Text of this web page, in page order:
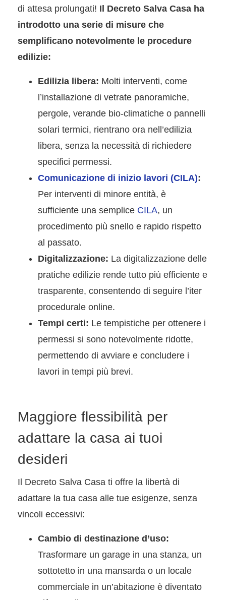
di attesa prolungati! Il Decreto Salva Casa ha
introdotto una serie di misure che
semplificano notevolmente le procedure
edilizie:
Edilizia libera: Molti interventi, come
l’installazione di vetrate panoramiche,
pergole, verande bio-climatiche o pannelli
solari termici, rientrano ora nell’edilizia
libera, senza la necessità di richiedere
specifici permessi.
Comunicazione di inizio lavori (CILA):
Per interventi di minore entità, è
sufficiente una semplice CILA, un
procedimento più snello e rapido rispetto
al passato.
Digitalizzazione: La digitalizzazione delle
pratiche edilizie rende tutto più efficiente e
trasparente, consentendo di seguire l’iter
procedurale online.
Tempi certi: Le tempistiche per ottenere i
permessi si sono notevolmente ridotte,
permettendo di avviare e concludere i
lavori in tempi più brevi.
Maggiore flessibilità per
adattare la casa ai tuoi
desideri
Il Decreto Salva Casa ti offre la libertà di
adattare la tua casa alle tue esigenze, senza
vincoli eccessivi:
Cambio di destinazione d’uso:
Trasformare un garage in una stanza, un
sottotetto in una mansarda o un locale
commerciale in un’abitazione è diventato